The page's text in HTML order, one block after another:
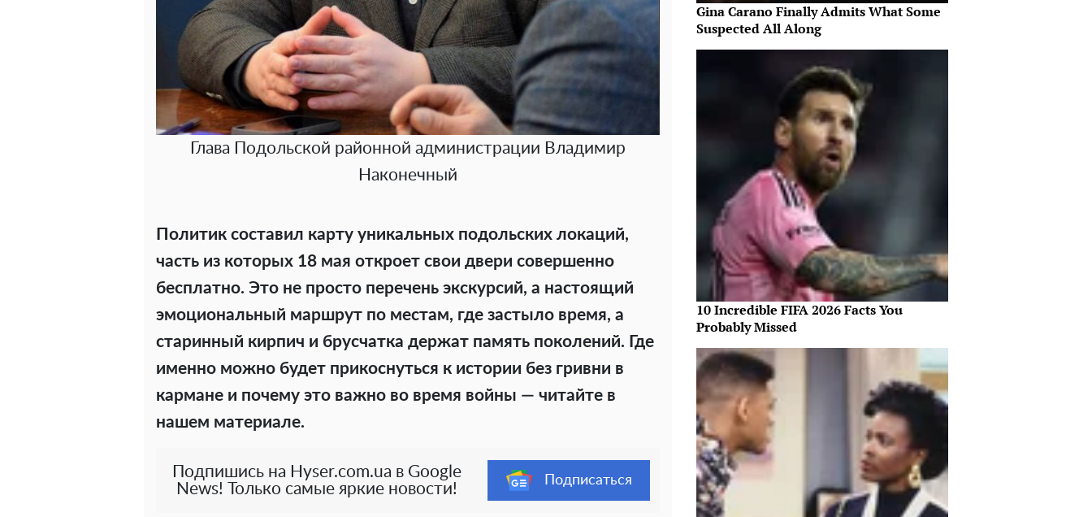
Глава Подольской районной администрации Владимир
Наконечный
Политик составил карту уникальных подольских локаций,
часть из которых 18 мая откроет свои двери совершенно
бесплатно. Это не просто перечень экскурсий, а настоящий
эмоциональный маршрут по местам, где застыло время, а
старинный кирпич и брусчатка держат память поколений. Где
именно можно будет прикоснуться к истории без гривни в
кармане и почему это важно во время войны — читайте в
нашем материале.
Подпишись на Hyser.com.ua в Google
News! Только самые яркие новости!
Подписаться
Gina Carano Finally Admits What Some
Suspected All Along
10 Incredible FIFA 2026 Facts You
Probably Missed